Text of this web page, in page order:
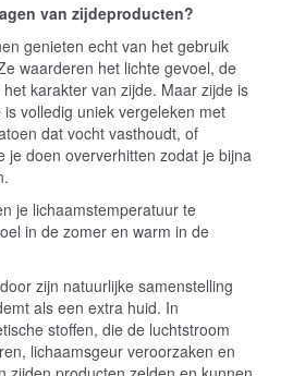
van zijdeproducten?
genieten echt van het gebruik
waarderen het lichte gevoel, de
karakter van zijde. Maar zijde is
volledig uniek vergeleken met
dat vocht vasthoudt, of
je doen oververhitten zodat je bijna
je lichaamstemperatuur te
in de zomer en warm in de
zijn natuurlijke samenstelling
als een extra huid. In
stoffen, die de luchtstroom
lichaamsgeur veroorzaken en